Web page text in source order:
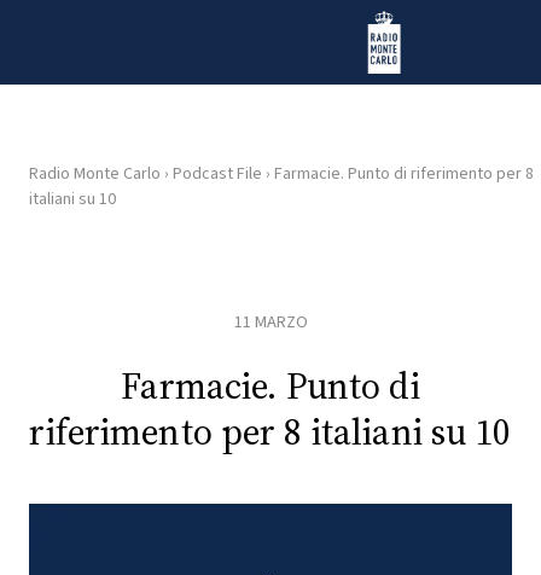
Radio Monte Carlo
HOME
PLAYLIST
Radio Monte Carlo › Podcast File › Farmacie. Punto di riferimento per 8
italiani su 10
11 MARZO
Farmacie. Punto di
riferimento per 8 italiani su 10